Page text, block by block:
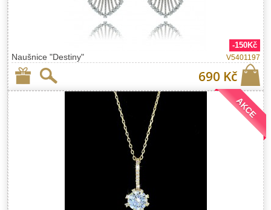
Naušnice "Destiny"
-150Kč
V5401197
690 Kč
AKCE